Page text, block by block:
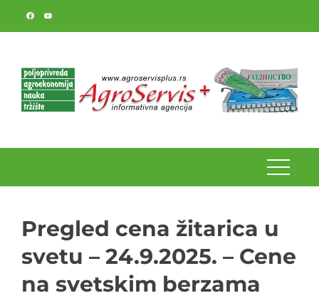
Pregled cena žitarica u
svetu – 24.9.2025. – Cene
na svetskim berzama